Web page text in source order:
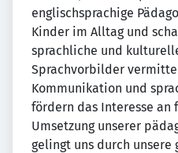
englischsprachige
Kinder im Alltag und
sprachliche und
Sprachvorbilder
Kommunikation und
fördern das Interesse an
Umsetzung unserer
gelingt uns durch